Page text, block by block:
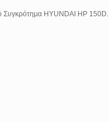
Συγκρότημα HYUNDAI HP 150D.